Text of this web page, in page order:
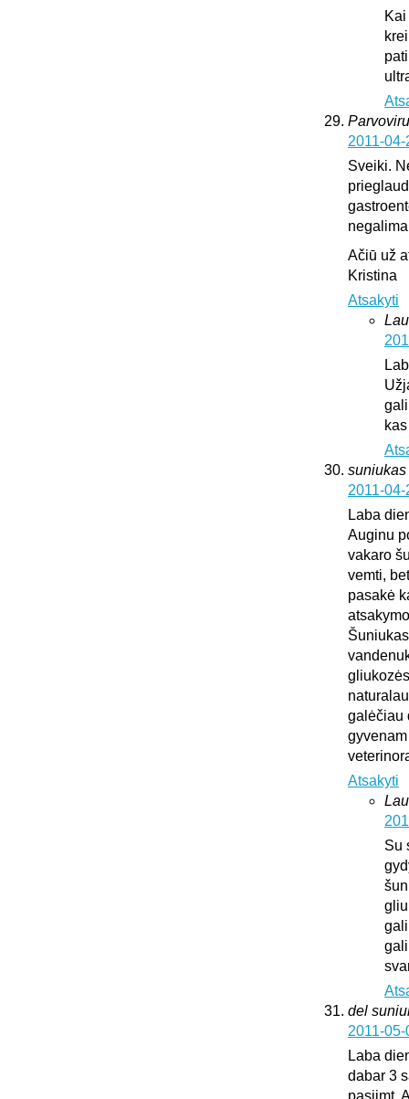
2011-
Sveiki.
Ačiū už
Kristina
Atsakyti
suniukas
2011-
Laba
Auginu
vakaro
vemti,
pasakė
galėčiau
Atsakyti
Su
del
2011-
Laba
dabar 3
pasiimt.